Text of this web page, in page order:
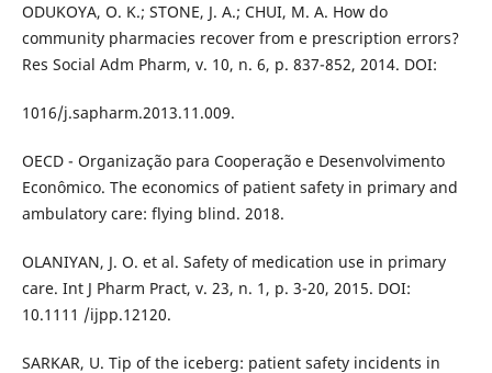
ODUKOYA, O. K.; STONE, J. A.; CHUI, M. A. How do
community pharmacies recover from e prescription errors?
Res Social Adm Pharm, v. 10, n. 6, p. 837-852, 2014. DOI:
1016/j.sapharm.2013.11.009.
OECD - Organização para Cooperação e Desenvolvimento
Econômico. The economics of patient safety in primary and
ambulatory care: flying blind. 2018.
OLANIYAN, J. O. et al. Safety of medication use in primary
care. Int J Pharm Pract, v. 23, n. 1, p. 3-20, 2015. DOI:
10.1111 /ijpp.12120.
SARKAR, U. Tip of the iceberg: patient safety incidents in